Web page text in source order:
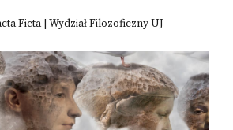
Ficta | Wydział Filozoficzny UJ